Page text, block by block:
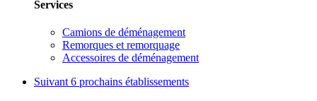
Services
Camions de déménagement
Remorques et remorquage
Accessoires de déménagement
Suivant 6 prochains établissements